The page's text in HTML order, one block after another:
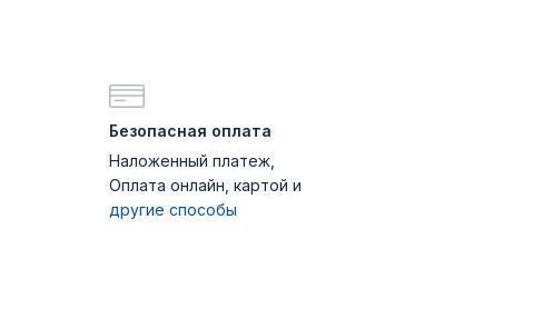
Безопасная оплата
Наложенный платеж,
Оплата онлайн, картой и
другие способы